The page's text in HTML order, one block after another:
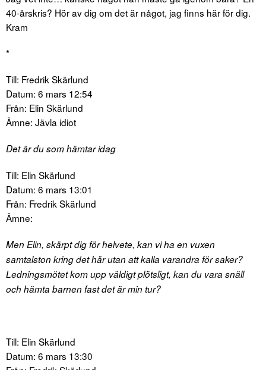
40-årskris? Hör av dig om det är något, jag finns här för dig.
Kram
*
Till: Fredrik Skärlund
Datum: 6 mars 12:54
Från: Elin Skärlund
Ämne: Jävla idiot
Det är du som hämtar idag
Till: Elin Skärlund
Datum: 6 mars 13:01
Från: Fredrik Skärlund
Ämne:
Men Elin, skärpt dig för helvete, kan vi ha en vuxen
samtalston kring det här utan att kalla varandra för saker?
Ledningsmötet kom upp väldigt plötsligt, kan du vara snäll
och hämta barnen fast det är min tur?
Till: Elin Skärlund
Datum: 6 mars 13:30